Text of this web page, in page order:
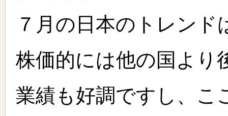
７月の日本のトレンド
株価的には他の国より
業績も好調ですし、こ